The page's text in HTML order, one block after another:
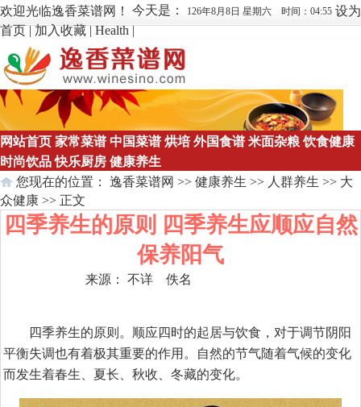
欢迎光临逸香菜谱网！ 今天是： 126年8月8日 星期六 时间：04:55 设为
首页|加入收藏|Health|
网站首页 家常菜谱 中国菜谱 烘培 外国食谱 米面杂粮 饮食健康
时尚饮品 快乐厨房 健康养生
您现在的位置： 逸香菜谱网 >> 健康养生 >> 人群养生 >> 大
众健康 >> 正文
四季养生的原则 四季养生应顺应自然
保养阳气
来源： 不详 佚名
四季养生的原则。顺应四时的起居与饮食，对于调节阴阳
平衡失调也有着极其重要的作用。自然的节气随着气候的变化
而发生着春生、夏长、秋收、冬藏的变化。